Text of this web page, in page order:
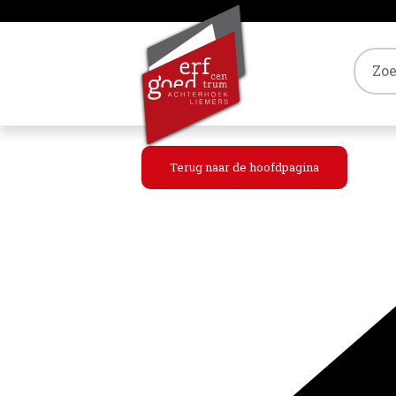
Terug naar de hoofdpagina